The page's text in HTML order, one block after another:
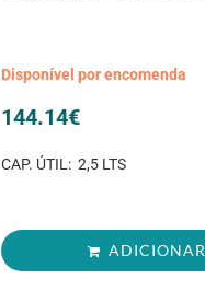
Disponível por encomenda
144.14€
CAP. ÚTIL: 2,5 LTS
ADICIONAR